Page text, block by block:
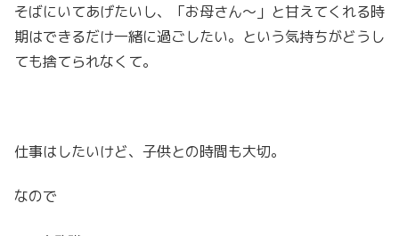
そばにいてあげたいし、「お母さん～」と甘えてくれる時
期はできるだけ一緒に過ごしたい。という気持ちがどうし
ても捨てられなくて。
仕事はしたいけど、子供との時間も大切。
なので